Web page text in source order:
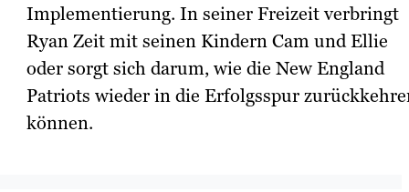
Implementierung. In seiner Freizeit verbringt
Ryan Zeit mit seinen Kindern Cam und Ellie
oder sorgt sich darum, wie die New England
Patriots wieder in die Erfolgsspur
können.